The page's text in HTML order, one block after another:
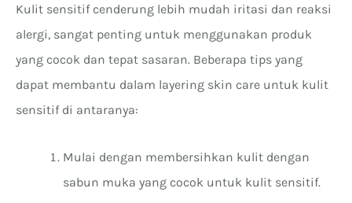
Kulit sensitif cenderung lebih mudah iritasi dan reaksi
alergi, sangat penting untuk menggunakan produk
yang cocok dan tepat sasaran. Beberapa tips yang
dapat membantu dalam layering skin care untuk kulit
sensitif di antaranya:
Mulai dengan membersihkan kulit dengan
sabun muka yang cocok untuk kulit sensitif.